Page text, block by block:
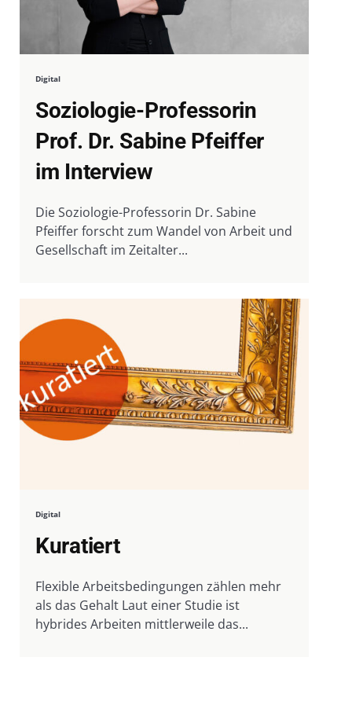
Digital
Soziologie-Professorin
Prof. Dr. Sabine Pfeiffer
im Interview
Die Soziologie-Professorin Dr. Sabine
Pfeiffer forscht zum Wandel von Arbeit und
Gesellschaft im Zeitalter...
Digital
Kuratiert
Flexible Arbeitsbedingungen zählen mehr
als das Gehalt Laut einer Studie ist
hybrides Arbeiten mittlerweile das...